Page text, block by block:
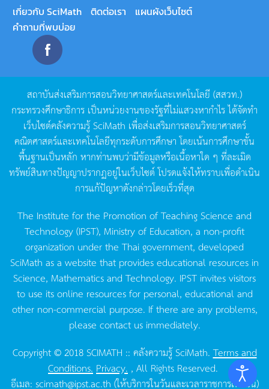
เกี่ยวกับ SciMath ติดต่อเรา
แผนผังเว็บไซต์
คำถามที่พบบ่อย
สถาบันส่งเสริมการสอนวิทยาศาสตร์และเทคโนโลยี (สสวท.)
กระทรวงศึกษาธิการ เป็นหน่วยงานของรัฐที่ไม่แสวงหากำไรได้จัดทำ
เว็บไซต์คลังความรู้SciMath เพื่อส่งเสริมการสอนวิทยาศาสตร์
คณิตศาสตร์และเทคโนโลยีทุกระดับการศึกษา โดยเน้นการศึกษาขั้น
พื้นฐานเป็นหลัก หากท่านพบว่ามีข้อมูลหรือเนื้อหาใด ๆ ที่ละเมิด
ทรัพย์สินทางปัญญาปรากฏอยู่ในเว็บไซต์โปรดแจ้งให้ทราบเพื่อดำเนิน
การแก้ปัญหาดังกล่าวโดยเร็วที่สุด
The Institute for the Promotion of Teaching Science and
Technology (IPST), Ministry of Education, a non-profit
organization under the Thai government, developed
SciMath as a website that provides educational resources in
Science, Mathematics and Technology. IPST invites visitors
to use its online resources for personal, educational and
other non-commercial purpose. If there are any problems,
please contact us immediately.
Copyright © 2018 SCIMATH :: คลังความรู้ SciMath.Terms and
Conditions. Privacy. , All Rights Reserved.
อีเมล: scimath@ipst.ac.th (ให้บริการในวันและเวลาราชการเท่านั้น)